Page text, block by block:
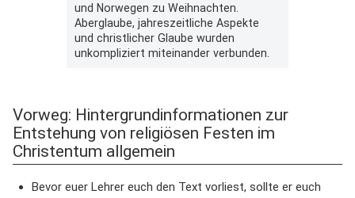
und Norwegen zu Weihnachten.
Aberglaube, jahreszeitliche Aspekte
und christlicher Glaube wurden
unkompliziert miteinander verbunden.
Vorweg: Hintergrundinformationen zur
Entstehung von religiösen Festen im
Christentum allgemein
Bevor euer Lehrer euch den Text vorliest, sollte er euch